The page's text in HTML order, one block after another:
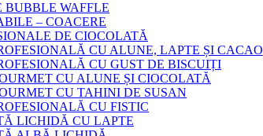
BUBBLE WAFFLE
– COACERE
DE CIOCOLATĂ
CU ALUNE, LAPTE ȘI CACAO
CU GUST DE BISCUIȚI
CU ALUNE ȘI CIOCOLATĂ
CU TAHINI DE SUSAN
CU FISTIC
LICHIDĂ CU LAPTE